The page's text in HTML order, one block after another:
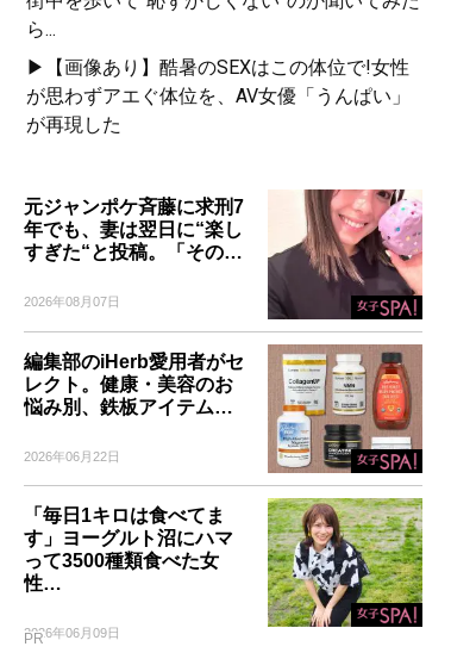
ら...
▶【画像あり】酷暑のSEXはこの体位で!女性
が思わずアエぐ体位を、AV女優「うんぱい」
が再現した
元ジャンポケ斉藤に求刑7
年でも、妻は翌日に“楽し
すぎた“と投稿。「その…
2026年08月07日
編集部のiHerb愛用者がセ
レクト。健康・美容のお
悩み別、鉄板アイテム…
2026年06月22日
「毎日1キロは食べてま
す」ヨーグルト沼にハマ
って3500種類食べた女
性…
2026年06月09日
PR